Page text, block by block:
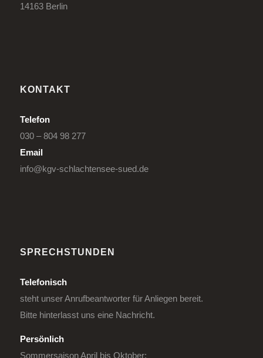
14163 Berlin
KONTAKT
Telefon
030 – 804 98 277
Email
info@kgv-schlachtensee-sued.de
SPRECHSTUNDEN
Telefonisch
steht unser Anrufbeantworter für Anliegen bereit.
Bitte hinterlasst uns eine Nachricht.
Persönlich
Sommersaison April bis Oktober: